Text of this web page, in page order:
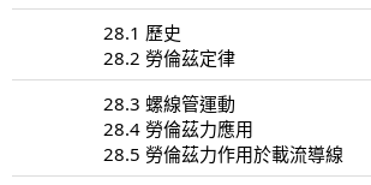
28.1 歷史
28.2 勞倫茲定律
28.3 螺線管運動
28.4 勞倫茲力應用
28.5 勞倫茲力作用於載流導線